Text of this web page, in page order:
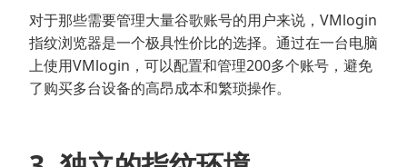
对于那些需要管理大量谷歌账号的用户来说，VMlogin
指纹浏览器是一个极具性价比的选择。通过在一台电脑
上使用VMlogin，可以配置和管理200多个账号，避免
了购买多台设备的高昂成本和繁琐操作。